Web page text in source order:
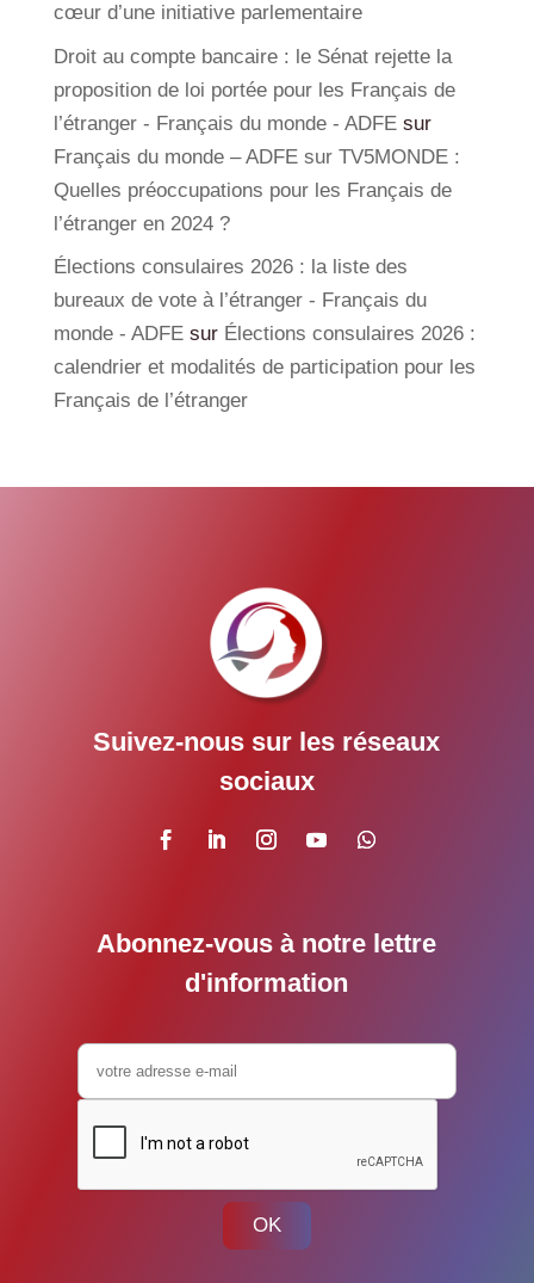
cœur d’une initiative parlementaire
Droit au compte bancaire : le Sénat rejette la
proposition de loi portée pour les Français de
l’étranger - Français du monde - ADFEsur
Français du monde – ADFE sur TV5MONDE :
Quelles préoccupations pour les Français de
l’étranger en 2024 ?
Élections consulaires 2026 : la liste des
bureaux de vote à l’étranger - Français du
monde - ADFEsur Élections consulaires 2026 :
calendrier et modalités de participation pour les
Français de l’étranger
Suivez-nous sur les réseaux
sociaux
Abonnez-vous à notre lettre
d'information
OK